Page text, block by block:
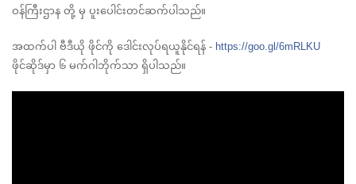
ဝန်ကြီးဌာန တို့ မှ ပူးပေါင်းတင်ဆက်ပါသည်။
အထက်ပါ ဗီဒီယို ဖိုင်ကို ဒေါင်းလုပ်ရယူနိုင်ရန် - https://goo.gl/6mRLKU
ဖိုင်ဆိုဒ်မှာ ၆ မက်ဂါဘိုက်သာ ရှိပါသည်။